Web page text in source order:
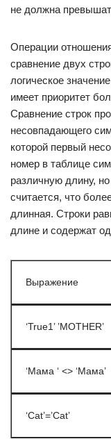
не должна
Операции
сравнение двух
логическое
имеет приоритет
Сравнение строк
несовпадающего
которой первый
номер в таблице
различную длину,
считается, что
длинная. Строки
длине и содержат
Выражение
‘True1’ ’MOTHER’
‘Мама ‘ <> ‘Мама’
‘Cat’=’Cat’